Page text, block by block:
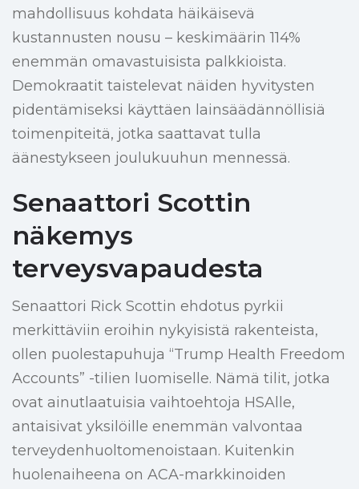
mahdollisuus kohdata häikäisevä
kustannusten nousu – keskimäärin 114%
enemmän omavastuisista palkkioista.
Demokraatit taistelevat näiden hyvitysten
pidentämiseksi käyttäen lainsäädännöllisiä
toimenpiteitä, jotka saattavat tulla
äänestykseen joulukuuhun mennessä.
Senaattori Scottin
näkemys
terveysvapaudesta
Senaattori Rick Scottin ehdotus pyrkii
merkittäviin eroihin nykyisistä rakenteista,
ollen puolestapuhuja “Trump Health Freedom
Accounts” -tilien luomiselle. Nämä tilit, jotka
ovat ainutlaatuisia vaihtoehtoja HSAlle,
antaisivat yksilöille enemmän valvontaa
terveydenhuoltomenoistaan. Kuitenkin
huolenaiheena on ACA-markkinoiden